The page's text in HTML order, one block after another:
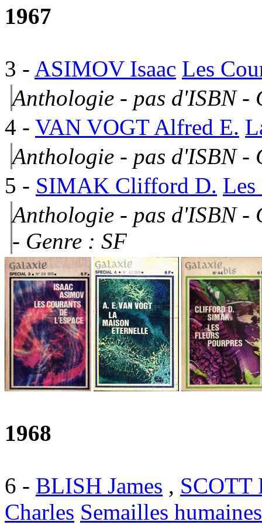
1967
3 - ASIMOV Isaac Les
Anthologie - pas d'ISBN -
4 - VAN VOGT Alfred E.
Anthologie - pas d'ISBN -
5 - SIMAK Clifford D. Les
Anthologie - pas d'ISBN -
- Genre : SF
1968
6 - BLISH James , SCOTT
Charles Semailles humaines